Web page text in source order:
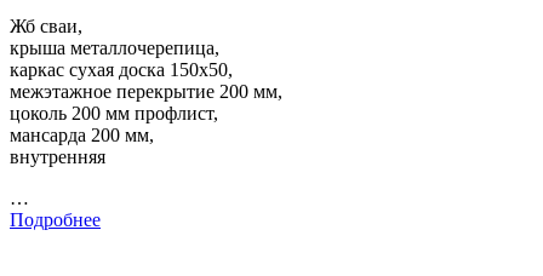
Жб сваи,
крыша металлочерепица,
каркас сухая доска 150х50,
межэтажное перекрытие 200 мм,
цоколь 200 мм профлист,
мансарда 200 мм,
внутренняя
…
Подробнее